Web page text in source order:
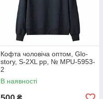
Кофта чоловіча оптом, Glo-
story, S-2XL рр, № MPU-5953-
2
В наявності